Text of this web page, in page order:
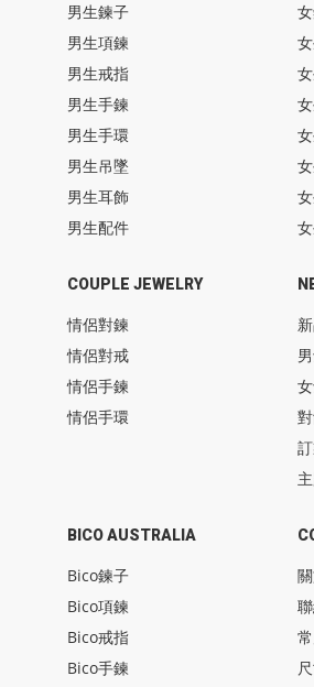
男生鍊子
男生項鍊
男生戒指
男生手鍊
男生手環
男生吊墜
男生耳飾
男生配件
COUPLE JEWELRY
情侶對鍊
情侶對戒
情侶手鍊
情侶手環
BICO AUSTRALIA
Bico鍊子
Bico項鍊
Bico戒指
Bico手鍊